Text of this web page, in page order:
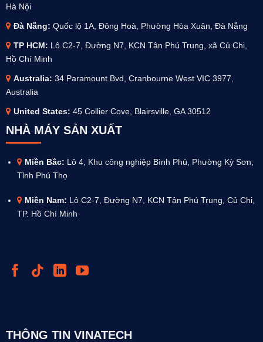
Hà Nội
Đà Nẵng: Quốc lộ 1A, Đông Hoà, Phường Hòa Xuân, Đà Nẵng
TP HCM: Lô C2-7, Đường N7, KCN Tân Phú Trung, xã Củ Chi,
Hồ Chí Minh
Australia: 34 Paramount Bvd, Cranbourne West VIC 3977,
Australia
United States: 45 Collier Cove, Blairsville, GA 30512
NHÀ MÁY SẢN XUẤT
Miền Bắc: Lô 4, Khu công nghiệp Bình Phú, Phường Kỳ Sơn,
Tỉnh Phú Thọ
Miền Nam: Lô C2-7, Đường N7, KCN Tân Phú Trung, Củ Chi,
TP. Hồ Chí Minh
THÔNG TIN VINATECH